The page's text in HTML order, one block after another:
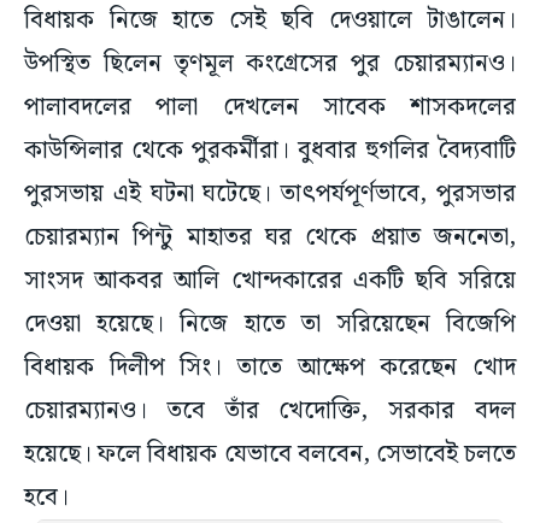
বিধায়ক নিজে হাতে সেই ছবি দেওয়ালে টাঙালেন।
উপস্থিত ছিলেন তৃণমূল কংগ্রেসের পুর চেয়ারম্যানও।
পালাবদলের পালা দেখলেন সাবেক শাসকদলের
কাউন্সিলার থেকে পুরকর্মীরা। বুধবার হুগলির বৈদ্যবাটি
পুরসভায় এই ঘটনা ঘটেছে। তাৎপর্যপূর্ণভাবে, পুরসভার
চেয়ারম্যান পিন্টু মাহাতর ঘর থেকে প্রয়াত জননেতা,
সাংসদ আকবর আলি খোন্দকারের একটি ছবি সরিয়ে
দেওয়া হয়েছে। নিজে হাতে তা সরিয়েছেন বিজেপি
বিধায়ক দিলীপ সিং। তাতে আক্ষেপ করেছেন খোদ
চেয়ারম্যানও। তবে তাঁর খেদোক্তি, সরকার বদল
হয়েছে। ফলে বিধায়ক যেভাবে বলবেন, সেভাবেই চলতে
হবে।